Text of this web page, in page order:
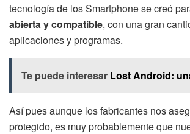
tecnología de los Smartphone se creó
abierta y compatible, con una gran
aplicaciones y programas.
Te puede interesar Lost Android:
Así pues aunque los fabricantes nos
protegido, es muy probablemente que